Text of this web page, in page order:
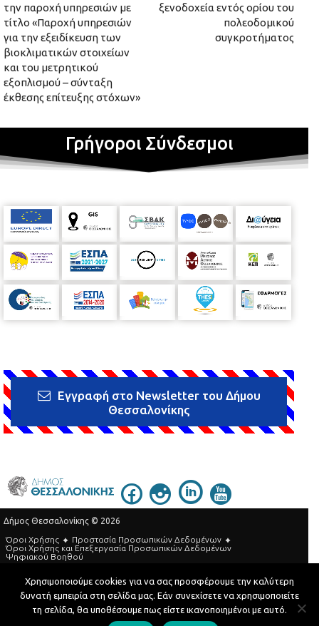
την παροχή υπηρεσιών με
τίτλο «Παροχή υπηρεσιών
για την εξειδίκευση των
βιοκλιματικών στοιχείων
και του μετρητικού
εξοπλισμού – σύνταξη
έκθεσης επίτευξης στόχων»
ξενοδοχεία εντός ορίου του
πολεοδομικού
συγκροτήματος
Γρήγοροι Σύνδεσμοι
Εγγραφή στο Newsletter του Δήμου
Θεσσαλονίκης
Δήμος Θεσσαλονίκης © 2026
Όροι Χρήσης
Προστασία Προσωπικών Δεδομένων
Όροι Xρήσης και Eπεξεργασία Προσωπικών Δεδομένων
Ψηφιακού Βοηθού
Τηλεφωνικός Κατάλογος
Developed by MyCompany Projects
Χρησιμοποιούμε cookies για να σας προσφέρουμε την καλύτερη
δυνατή εμπειρία στη σελίδα μας. Εάν συνεχίσετε να χρησιμοποιείτε
τη σελίδα, θα υποθέσουμε πως είστε ικανοποιημένοι με αυτό.